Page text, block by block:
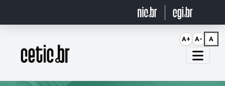
Página inicial
A+ A- A